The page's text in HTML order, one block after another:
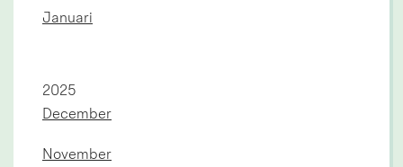
Januari
År:
2025
December
November